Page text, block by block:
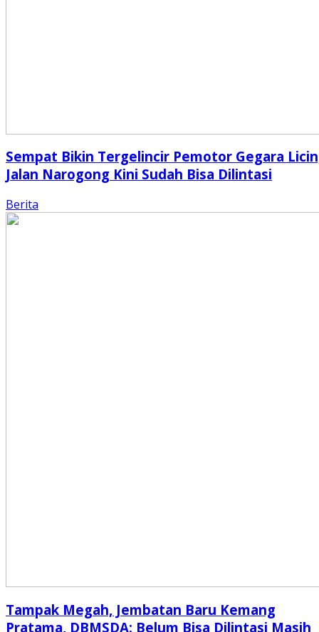
Sempat Bikin Tergelincir Pemotor Gegara
Jalan Narogong Kini Sudah Bisa Dilintasi
Berita
Tampak Megah, Jembatan Baru Kemang
Pratama, DBMSDA: Belum Bisa Dilintasi Masih